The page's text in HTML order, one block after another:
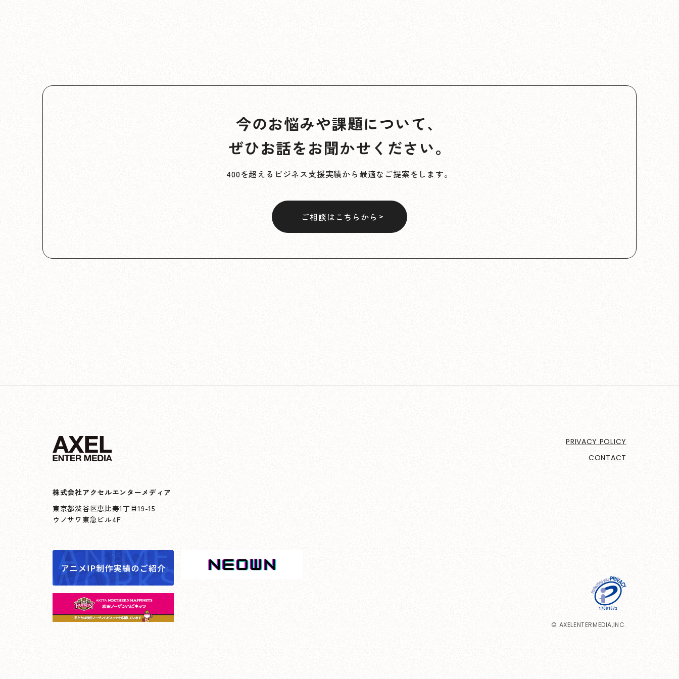
今のお悩みや課題について、
ぜひお話をお聞かせください。
400を超えるビジネス支援実績から最適なご提案をします。
ご相談はこちらから
株式会社アクセルエンターメディア
東京都渋谷区恵比寿1丁目19-15
ウノサワ東急ビル4F
PRIVACY POLICY
CONTACT
© AXELENTERMEDIA,INC.